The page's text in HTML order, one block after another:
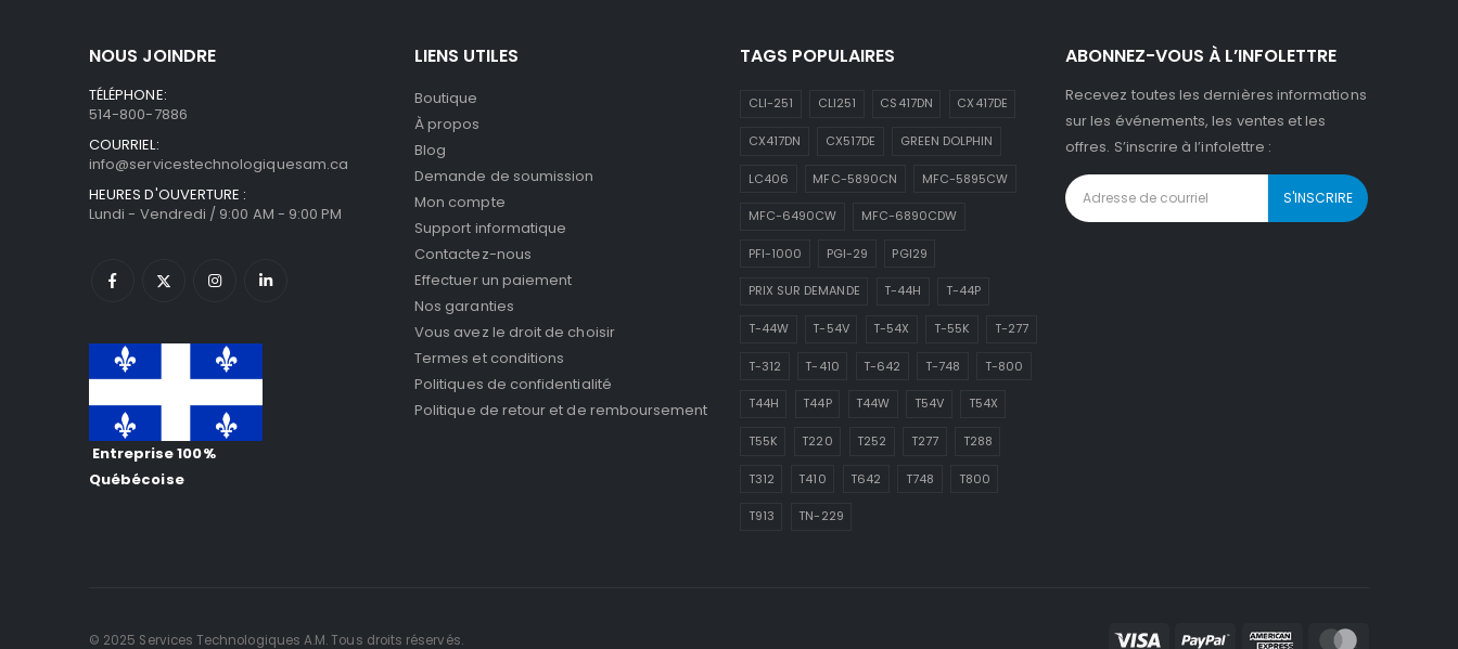
NOUS JOINDRE
TÉLÉPHONE:
514-800-7886
COURRIEL:
info@servicestechnologiquesam.ca
HEURES D'OUVERTURE :
Lundi - Vendredi / 9:00 AM - 9:00 PM
Entreprise 100%
Québécoise
LIENS UTILES
Boutique
À propos
Blog
Demande de soumission
Mon compte
Support informatique
Contactez-nous
Effectuer un paiement
Nos garanties
Vous avez le droit de choisir
Termes et conditions
Politiques de confidentialité
Politique de retour et de remboursement
TAGS POPULAIRES
CLI-251 CLI251 CS417DN CX417DE
CX417DN CX517DE GREEN DOLPHIN
LC406 MFC-5890CN MFC-5895CW
MFC-6490CW MFC-6890CDW
PFI-1000 PGI-29 PGI29
PRIX SUR DEMANDE T-44H T-44P
T-44W T-54V T-54X T-55K T-277
T-312 T-410 T-642 T-748 T-800
T44H T44P T44W T54V T54X
T55K T220 T252 T277 T288
T312 T410 T642 T748 T800
T913 TN-229
ABONNEZ-VOUS À L’INFOLETTRE
Recevez toutes les dernières informations
sur les événements, les ventes et les
offres. S’inscrire à l’infolettre :
© 2025 Services Technologiques A.M. Tous droits réservés.